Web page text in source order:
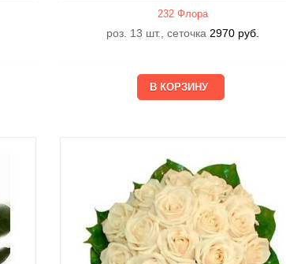
232 Флора
роз. 13 шт., сеточка 2970 руб.